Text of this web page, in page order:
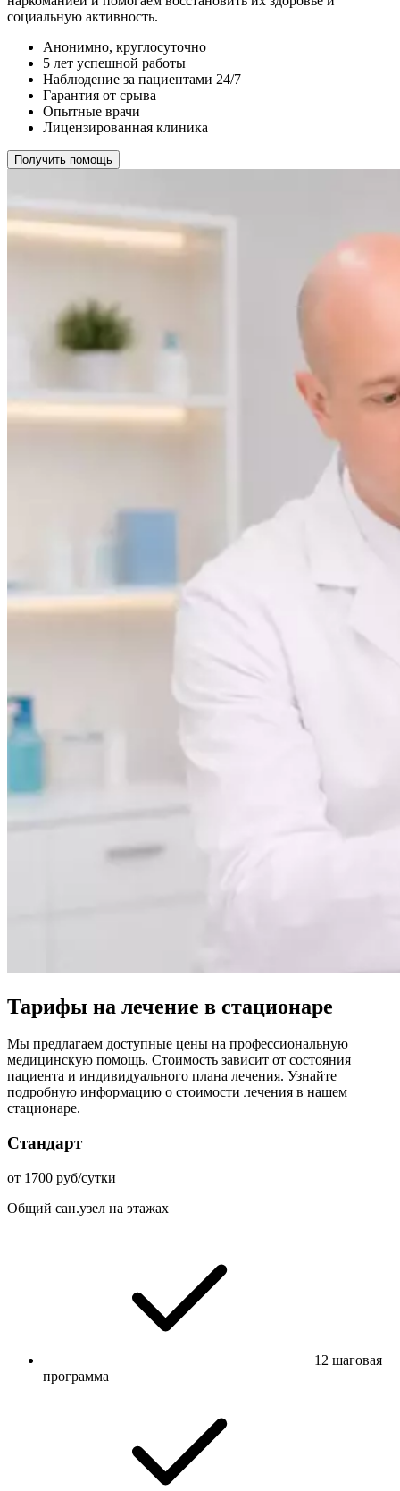
социальную активность.
Анонимно, круглосуточно
5 лет успешной работы
Наблюдение за пациентами 24/7
Гарантия от срыва
Опытные врачи
Лицензированная клиника
Получить помощь
Тарифы на лечение в стационаре
Мы предлагаем доступные цены на профессиональную
медицинскую помощь. Стоимость зависит от состояния
пациента и индивидуального плана лечения. Узнайте
подробную информацию о стоимости лечения в нашем
стационаре.
Стандарт
от 1700 руб/сутки
Общий сан.узел на этажах
12 шаговая
программа